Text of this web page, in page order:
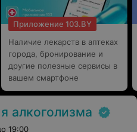
Приложение 103.BY
Наличие лекарств в аптеках
города, бронирование и
другие полезные сервисы в
вашем смартфоне
алкоголизма
19:00